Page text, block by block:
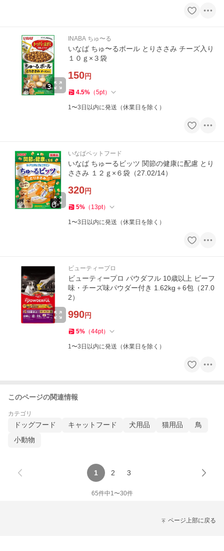
INABA ちゅ〜る
いなば ちゅ〜るボール とりささみ チーズ入り
１０ｇ×３袋
150円
4.5% （5pt）
1〜3日以内に発送（休業日を除く）
いなばペットフード
いなば ちゅーるビッツ 関節の健康に配慮 とり
ささみ １２ｇ×６袋（27.02/14）
320円
5% （ 13pt）
1〜3日以内に発送（休業日を除く）
ビューティープロ
ビューティープロ パウダフル 10歳以上 ビーフ
味・チーズ味パウダー付き 1.62kg＋6包（27.0
2）
990円
5% （44pt）
1〜3日以内に発送（休業日を除く）
このページの関連情報
カテゴリ
ドッグフード キャットフード 犬用品 猫用品
鳥
小動物
1 2 3
65件中1〜30件
ページ上部に戻る